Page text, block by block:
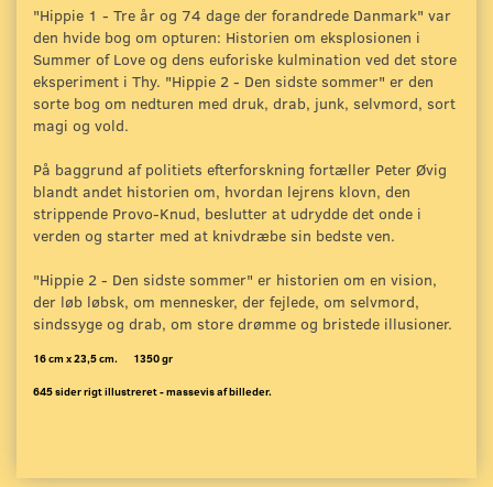
"Hippie 1 - Tre år og 74 dage der forandrede Danmark" var
den hvide bog om opturen: Historien om eksplosionen i
Summer of Love og dens euforiske kulmination ved det store
eksperiment i Thy. "Hippie 2 - Den sidste sommer" er den
sorte bog om nedturen med druk, drab, junk, selvmord, sort
magi og vold.
På baggrund af politiets efterforskning fortæller Peter Øvig
blandt andet historien om, hvordan lejrens klovn, den
strippende Provo-Knud, beslutter at udrydde det onde i
verden og starter med at knivdræbe sin bedste ven.
"Hippie 2 - Den sidste sommer" er historien om en vision,
der løb løbsk, om mennesker, der fejlede, om selvmord,
sindssyge og drab, om store drømme og bristede illusioner.
16 cm x 23,5 cm. 1350 gr
645 sider rigt illustreret - massevis af billeder.